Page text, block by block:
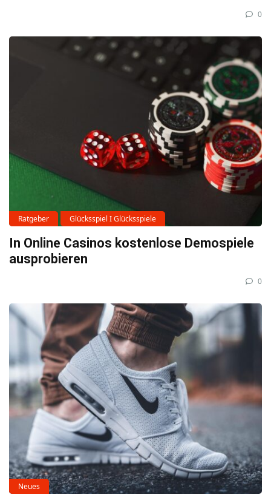
0
Ratgeber Glücksspiel I Glücksspiele
In Online Casinos kostenlose Demospiele
ausprobieren
0
Neues